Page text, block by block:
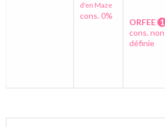
d'en Maze
cons. 0%
ORFEE 1
cons. non
définie